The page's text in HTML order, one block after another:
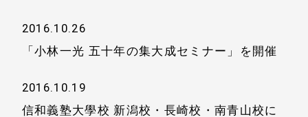
2016.10.26
「小林一光 五十年の集大成セミナー」を開催
2016.10.19
信和義塾大學校 新潟校・長崎校・南青山校に